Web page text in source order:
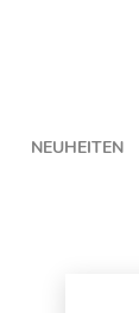
NEUHEITEN